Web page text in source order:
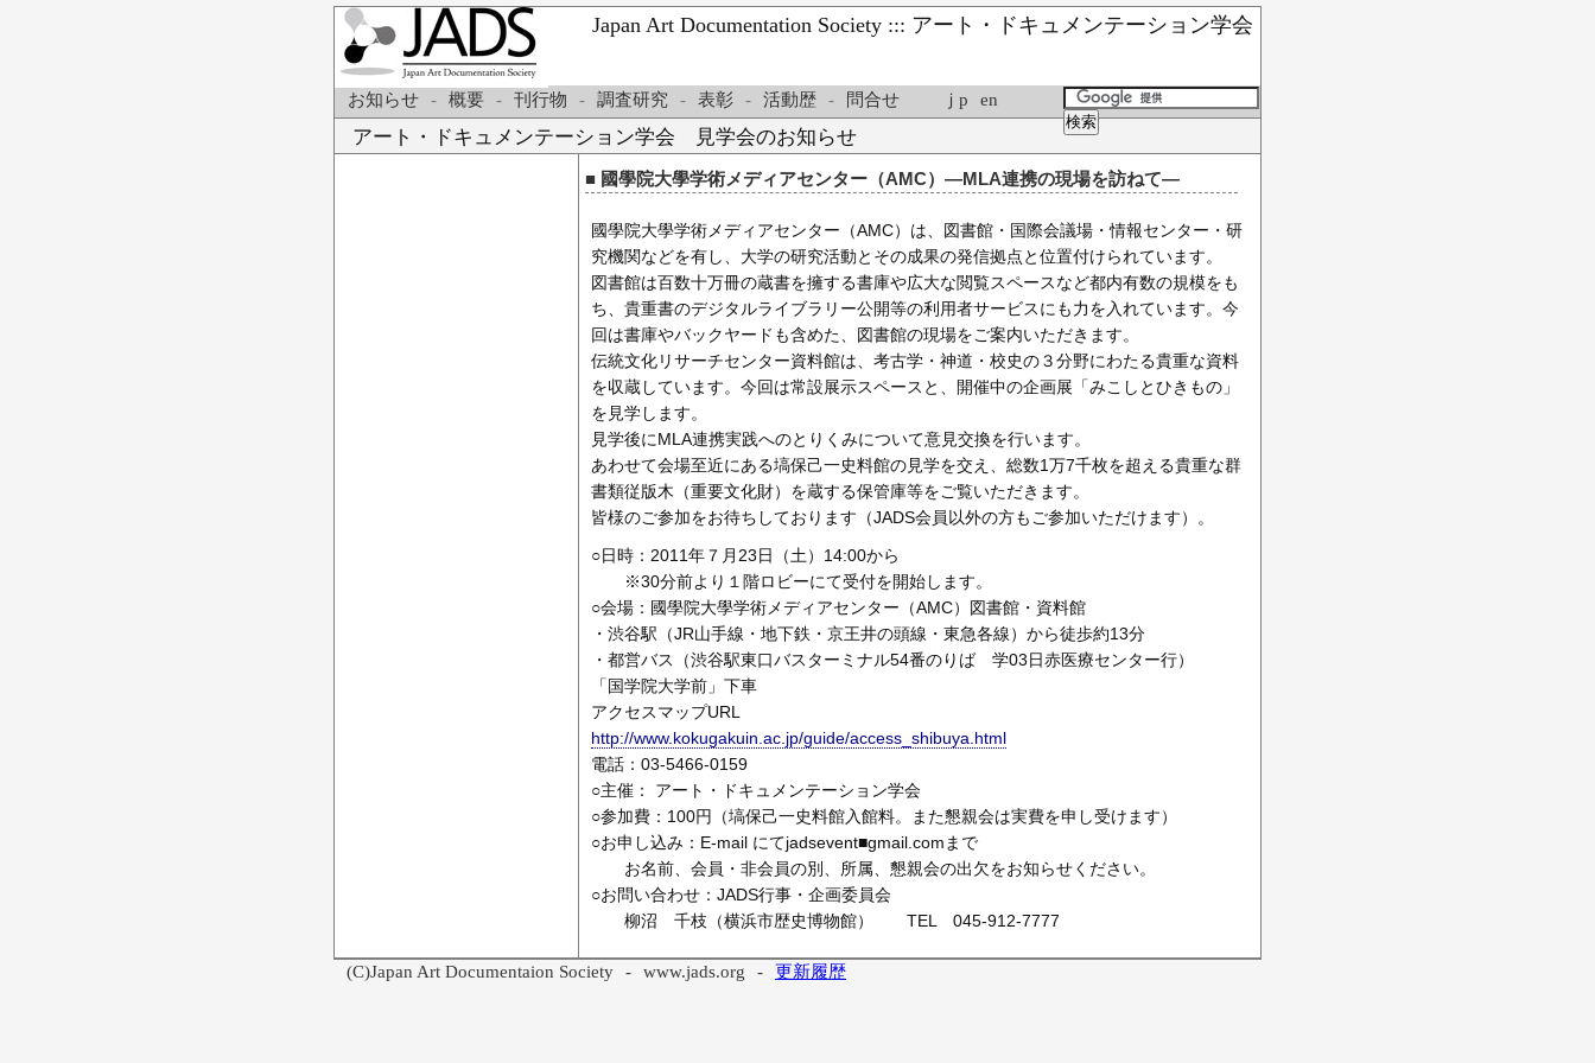
Japan Art Documentation Society ::: アート・ドキュメンテーション学会
お知らせ - 概要 - 刊行物 - 調査研究 - 表彰 - 活動歴 - 問合せ ｊp en
アート・ドキュメンテーション学会 見学会のお知らせ
■ 國學院大學学術メディアセンター（AMC）―MLA連携の現場を訪ねて―
國學院大學学術メディアセンター（AMC）は、図書館・国際会議場・情報センター・研
究機関などを有し、大学の研究活動とその成果の発信拠点と位置付けられています。
図書館は百数十万冊の蔵書を擁する書庫や広大な閲覧スペースなど都内有数の規模をも
ち、貴重書のデジタルライブラリー公開等の利用者サービスにも力を入れています。今
回は書庫やバックヤードも含めた、図書館の現場をご案内いただきます。
伝統文化リサーチセンター資料館は、考古学・神道・校史の３分野にわたる貴重な資料
を収蔵しています。今回は常設展示スペースと、開催中の企画展「みこしとひきもの」
を見学します。
見学後にMLA連携実践へのとりくみについて意見交換を行います。
あわせて会場至近にある塙保己一史料館の見学を交え、総数1万7千枚を超える貴重な群
書類従版木（重要文化財）を蔵する保管庫等をご覧いただきます。
皆様のご参加をお待ちしております（JADS会員以外の方もご参加いただけます）。
○日時：2011年７月23日（土）14:00から
※30分前より１階ロビーにて受付を開始します。
○会場：國學院大學学術メディアセンター（AMC）図書館・資料館
・渋谷駅（JR山手線・地下鉄・京王井の頭線・東急各線）から徒歩約13分
・都営バス（渋谷駅東口バスターミナル54番のりば 学03日赤医療センター行）
「国学院大学前」下車
アクセスマップURL
http://www.kokugakuin.ac.jp/guide/access_shibuya.html
電話：03-5466-0159
○主催： アート・ドキュメンテーション学会
○参加費：100円（塙保己一史料館入館料。また懇親会は実費を申し受けます）
○お申し込み：E-mail にてjadsevent■gmail.comまで
お名前、会員・非会員の別、所属、懇親会の出欠をお知らせください。
○お問い合わせ：JADS行事・企画委員会
柳沼 千枝（横浜市歴史博物館） TEL 045-912-7777
(C)Japan Art Documentaion Society - www.jads.org - 更新履歴